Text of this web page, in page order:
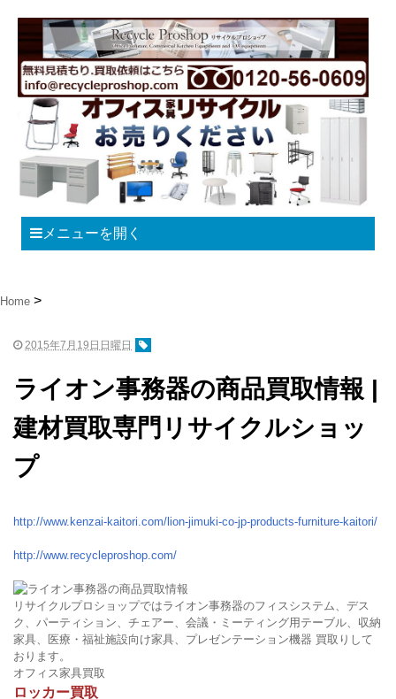
メニューを開く
Home
2015年7月19日日曜日
ライオン事務器の商品買取情報 |
建材買取専門リサイクルショッ
プ
http://www.kenzai-kaitori.com/lion-jimuki-co-jp-products-furniture-kaitori/
http://www.recycleproshop.com/
リサイクルプロショップではライオン事務器のフィスシステム、デス
ク、パーティション、チェアー、会議・ミーティング用テーブル、収納
家具、医療・福祉施設向け家具、プレゼンテーション機器 買取りして
おります。
オフィス家具買取
ロッカー買取